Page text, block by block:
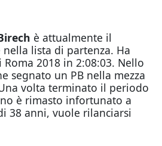
è attualmente il
lista di partenza. Ha
2018 in 2:08:03. Nello
segnato un PB nella mezza
volta terminato il periodo
è rimasto infortunato a
38 anni, vuole rilanciarsi